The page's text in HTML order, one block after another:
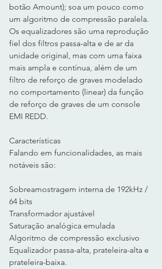
botão Amount); soa um pouco como
um algoritmo de compressão paralela.
Os equalizadores são uma reprodução
fiel dos filtros passa-alta e de ar da
unidade original, mas com uma faixa
mais ampla e contínua, além de um
filtro de reforço de graves modelado
no comportamento (linear) da função
de reforço de graves de um console
EMI REDD.
Características
Falando em funcionalidades, as mais
notáveis ​​são:
Sobreamostragem interna de 192kHz /
64 bits
Transformador ajustável
Saturação analógica emulada
Algoritmo de compressão exclusivo
Equalizador passa-alta, prateleira-alta e
prateleira-baixa.